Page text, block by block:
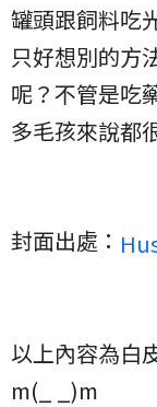
罐頭跟飼料吃
只好想別的方
呢？不管是吃
多毛孩來說都
封面出處：
以上內容為白
m(_ _)m